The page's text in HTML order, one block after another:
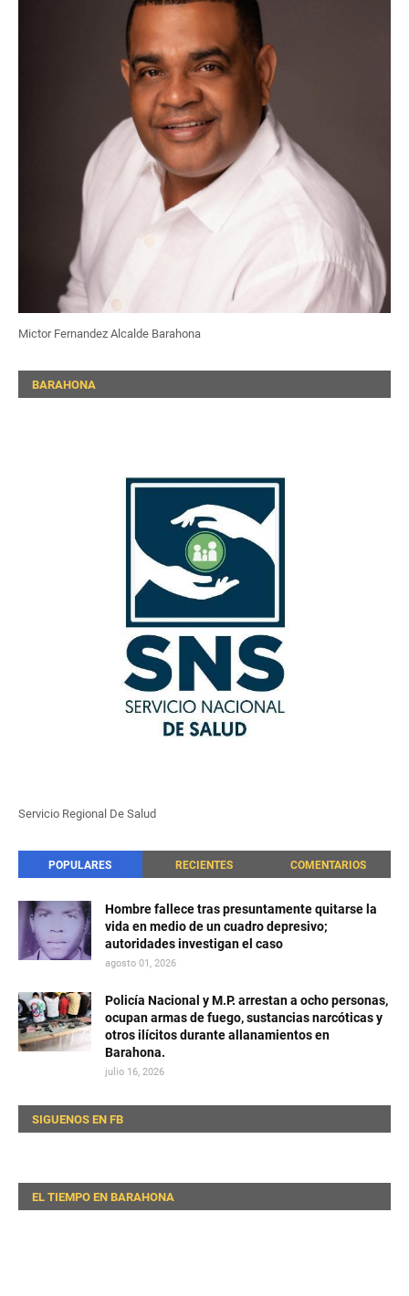
Mictor Fernandez Alcalde Barahona
BARAHONA
Servicio Regional De Salud
POPULARES RECIENTES COMENTARIOS
Hombre fallece tras presuntamente quitarse la
vida en medio de un cuadro depresivo;
autoridades investigan el caso
agosto 01, 2026
Policía Nacional y M.P. arrestan a ocho personas,
ocupan armas de fuego, sustancias narcóticas y
otros ilícitos durante allanamientos en
Barahona.
julio 16, 2026
SIGUENOS EN FB
EL TIEMPO EN BARAHONA